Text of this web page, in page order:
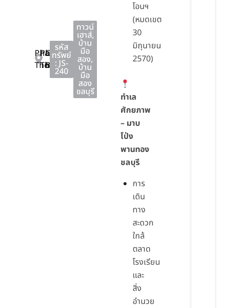
Phan
Thong
Phan
Thong
Chon
Buri
รหัส
ทรัพย์
: JS-
240
ทาวน์
เฮาส์,
บ้าน
มือ
สอง,
บ้าน
มือ
สอง
ชลบุรี
โอนฯ
(หมดเขต
30
มิถุนายน
2570)
ทำเล
ศักยภาพ
– มาบ
โป่ง
พานทอง
ชลบุรี
การ
เดิน
ทาง
สะดวก
ใกล้
ตลาด
โรงเรียน
และ
สิ่ง
อำนวย